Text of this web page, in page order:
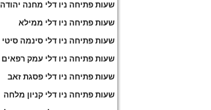
שעות פתיחה ניו דלי מחנה יהודה
שעות פתיחה ניו דלי ממילא
שעות פתיחה ניו דלי סינמה סיטי
שעות פתיחה ניו דלי עמק רפאים
שעות פתיחה ניו דלי פסגת זאב
שעות פתיחה ניו דלי קניון מלחה